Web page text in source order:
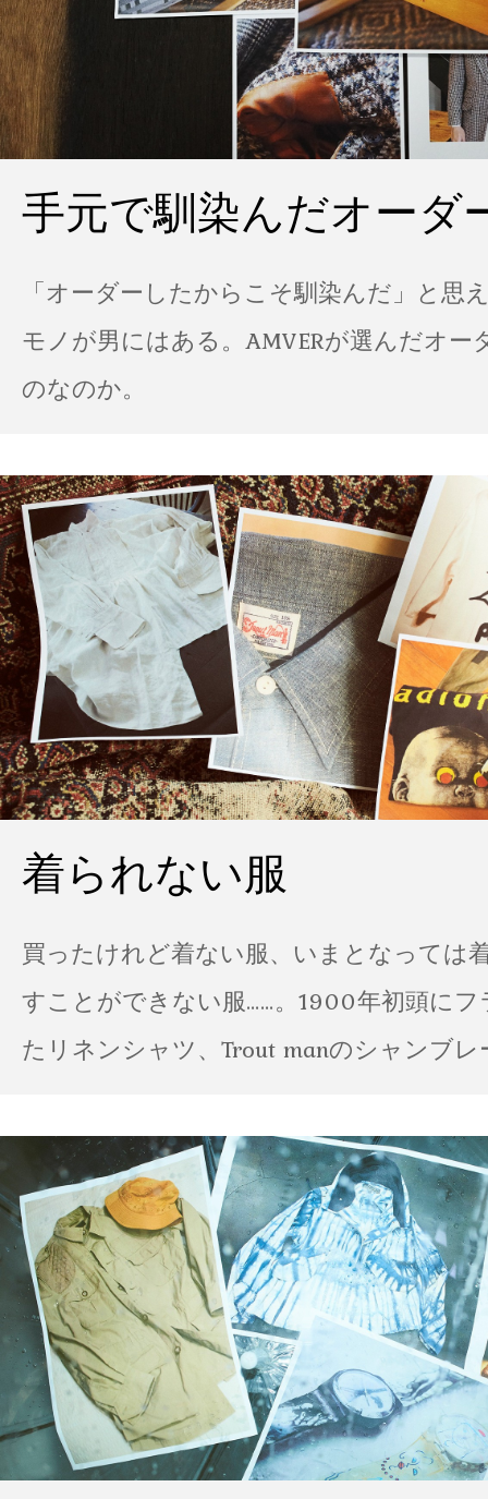
手元で馴染んだオーダ
「オーダーしたからこそ馴染んだ」と思
モノが男にはある。AMVERが選んだオー
のなのか。
着られない服
買ったけれど着ない服、いまとなっては
すことができない服……。1900年初頭に
たリネンシャツ、Trout manのシャンブ